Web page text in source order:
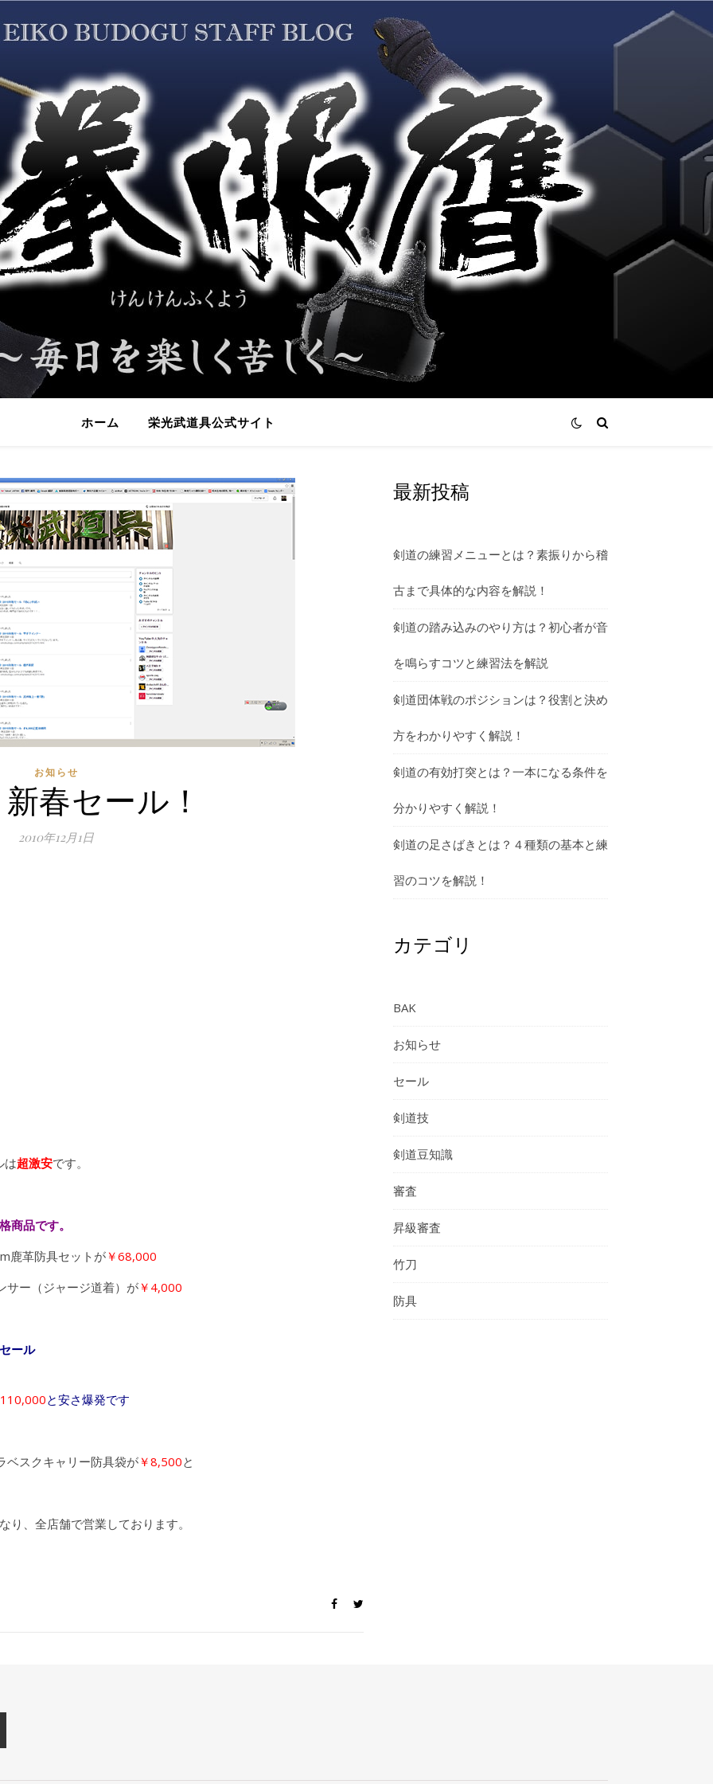
ホーム 栄光武道具公式サイト
お知らせ
春セール！
2010年12月1日
は超激安です。
商品です。
鹿革防具セットが ￥68,000
サー（ジャージ道着）が ￥4,000
ール
と安さ爆発です
ベスクキャリー防具袋が ￥8,500と
、全店舗で営業しております。
最新投稿
剣道の練習メニューとは？素振りから稽
古まで具体的な内容を解説！
剣道の踏み込みのやり方は？初心者が音
を鳴らすコツと練習法を解説
剣道団体戦のポジションは？役割と決め
方をわかりやすく解説！
剣道の有効打突とは？一本になる条件を
分かりやすく解説！
剣道の足さばきとは？４種類の基本と練
習のコツを解説！
カテゴリ
BAK
お知らせ
セール
剣道技
剣道豆知識
審査
昇級審査
竹刀
防具